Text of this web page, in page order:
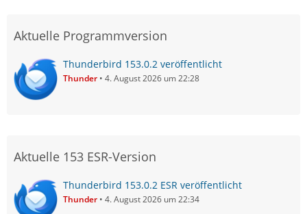
Aktuelle Programmversion
Thunderbird 153.0.2 veröffentlicht
Thunder 4. August 2026 um 22:28
Aktuelle 153 ESR-Version
Thunderbird 153.0.2 ESR veröffentlicht
Thunder 4. August 2026 um 22:34